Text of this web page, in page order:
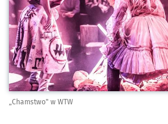
„Chamstwo" w WTW